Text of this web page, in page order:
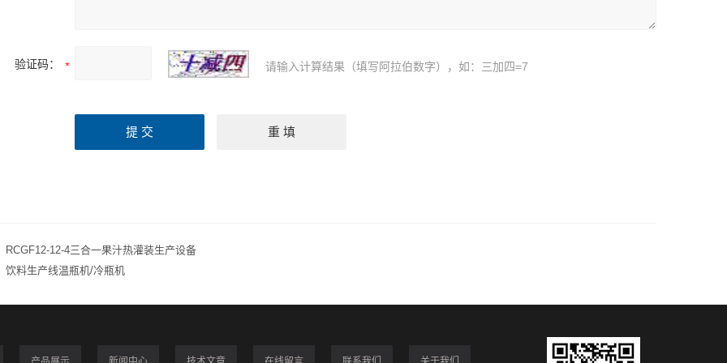
验证码： 请输入计算结果（填写阿拉伯数字），如：三加四=7
RCGF12-12-4三合一果汁热灌装生产设备
饮料生产线温瓶机/冷瓶机